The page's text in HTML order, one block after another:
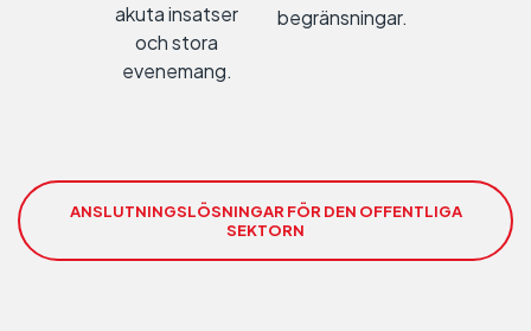
akuta insatser
och stora
evenemang.
begränsningar.
ANSLUTNINGSLÖSNINGAR FÖR DEN OFFENTLIGA
SEKTORN